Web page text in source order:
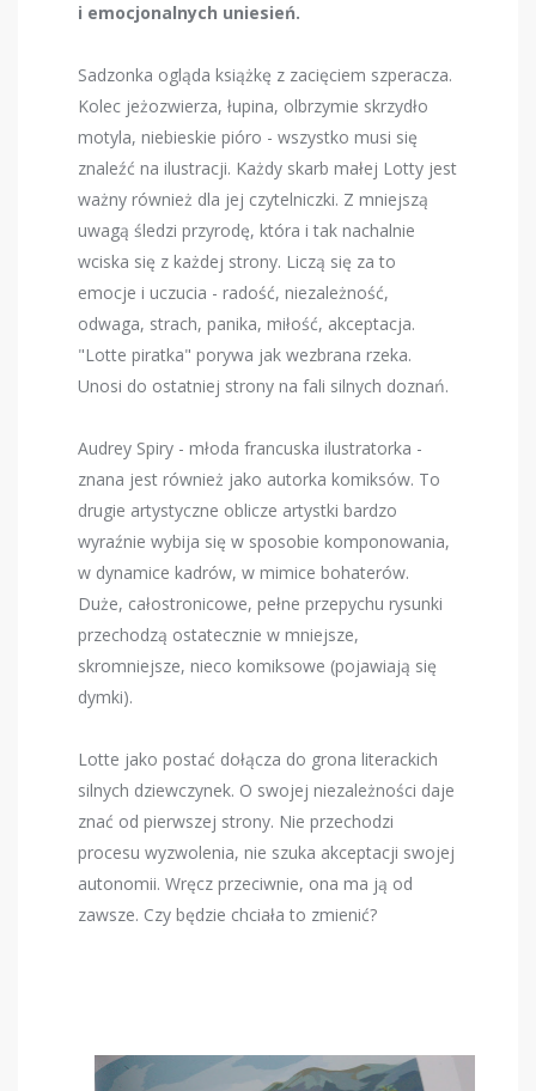
i emocjonalnych uniesień.
Sadzonka ogląda książkę z zacięciem szperacza.
Kolec jeżozwierza, łupina, olbrzymie skrzydło
motyla, niebieskie pióro - wszystko musi się
znaleźć na ilustracji. Każdy skarb małej Lotty jest
ważny również dla jej czytelniczki. Z mniejszą
uwagą śledzi przyrodę, która i tak nachalnie
wciska się z każdej strony. Liczą się za to
emocje i uczucia - radość, niezależność,
odwaga, strach, panika, miłość, akceptacja.
"Lotte piratka" porywa jak wezbrana rzeka.
Unosi do ostatniej strony na fali silnych doznań.
Audrey Spiry - młoda francuska ilustratorka -
znana jest również jako autorka komiksów. To
drugie artystyczne oblicze artystki bardzo
wyraźnie wybija się w sposobie komponowania,
w dynamice kadrów, w mimice bohaterów.
Duże, całostronicowe, pełne przepychu rysunki
przechodzą ostatecznie w mniejsze,
skromniejsze, nieco komiksowe (pojawiają się
dymki).
Lotte jako postać dołącza do grona literackich
silnych dziewczynek. O swojej niezależności daje
znać od pierwszej strony. Nie przechodzi
procesu wyzwolenia, nie szuka akceptacji swojej
autonomii. Wręcz przeciwnie, ona ma ją od
zawsze. Czy będzie chciała to zmienić?